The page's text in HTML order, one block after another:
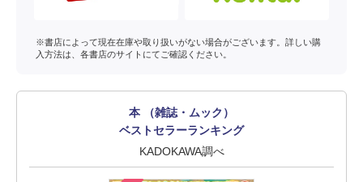
※書店によって現在在庫や取り扱いがない場合がございます。詳しい購
入方法は、各書店のサイトにてご確認ください。
本 （雑誌・ムック）
ベストセラーランキング
KADOKAWA調べ